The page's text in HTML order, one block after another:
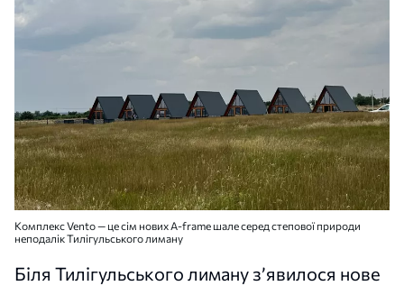
Комплекс Vento — це сім нових A-frame шале серед степової природи
неподалік Тилігульського лиману
Біля Тилігульського лиману з’явилося нове